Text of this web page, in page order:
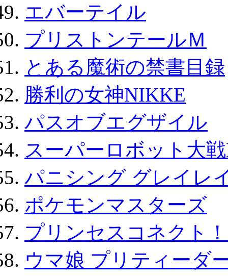
エバーテイル
プリストンテールＭ
とある魔術の禁書目録
勝利の女神NIKKE
パスオブエグザイル
スーパーロボット大
パニシング グレイレ
ポケモンマスターズ
プリンセスコネクト
ウマ娘 プリティーダ